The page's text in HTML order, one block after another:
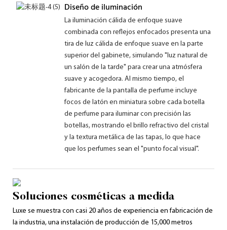
Diseño de iluminación
La iluminación cálida de enfoque suave
combinada con reflejos enfocados presenta una
tira de luz cálida de enfoque suave en la parte
superior del gabinete, simulando "luz natural de
un salón de la tarde" para crear una atmósfera
suave y acogedora. Al mismo tiempo, el
fabricante de la pantalla de perfume incluye
focos de latón en miniatura sobre cada botella
de perfume para iluminar con precisión las
botellas, mostrando el brillo refractivo del cristal
y la textura metálica de las tapas, lo que hace
que los perfumes sean el "punto focal visual".
Soluciones cosméticas a medida
Luxe se muestra con casi 20 años de experiencia en fabricación de
la industria, una instalación de producción de 15,000 metros